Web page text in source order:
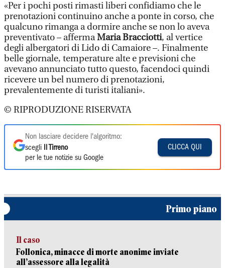
«Per i pochi posti rimasti liberi confidiamo che le
prenotazioni continuino anche a ponte in corso, che
qualcuno rimanga a dormire anche se non lo aveva
preventivato – affermaMaria Bracciotti, al vertice
degli albergatori di Lido di Camaiore –. Finalmente
belle giornale, temperature alte e previsioni che
avevano annunciato tutto questo, facendoci quindi
ricevere un bel numero di prenotazioni,
prevalentemente di turisti italiani».
© RIPRODUZIONE RISERVATA
Non lasciare decidere l'algoritmo:
scegli
Il Tirreno
per le tue notizie su Google
CLICCA QUI
Primo piano
Il caso
Follonica, minacce di morte anonime inviate
all’assessore alla legalità